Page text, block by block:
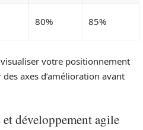
80% 85%
votre positionnement
axes d’amélioration avant
développement agile